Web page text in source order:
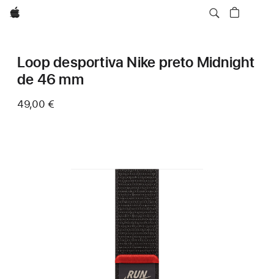
Apple
Loop desportiva Nike preto Midnight
de 46 mm
49,00 €